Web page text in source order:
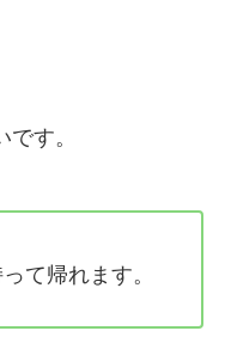
す。
て帰れます。